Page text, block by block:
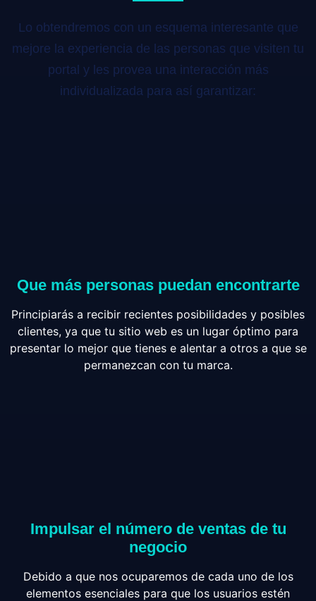
Lo obtendremos con un esquema interesante que
mejore la experiencia de las personas que visiten tu
portal y les provea una interacción más
individualizada para así garantizar:
Que más personas puedan encontrarte
Principiarás a recibir recientes posibilidades y posibles
clientes, ya que tu sitio web es un lugar óptimo para
presentar lo mejor que tienes e alentar a otros a que se
permanezcan con tu marca.
Impulsar el número de ventas de tu
negocio
Debido a que nos ocuparemos de cada uno de los
elementos esenciales para que los usuarios estén